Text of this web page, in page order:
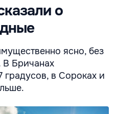
о
ясно, без
В Бричанах
в Сороках и